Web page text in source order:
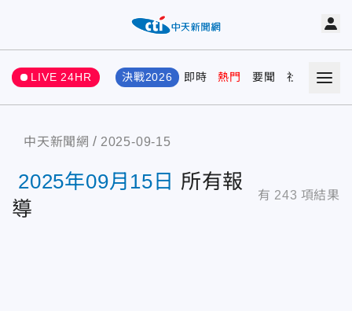
LIVE 24HR 決戰2026 即時 熱門 要聞 社會 娛樂
中天新聞網 2025-09-15
2025年09月15日 所有報
導
有 243 項結果